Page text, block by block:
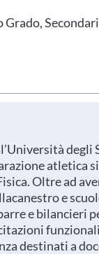
degli
atletica
Oltre ad
e
e bilancieri
destinati a